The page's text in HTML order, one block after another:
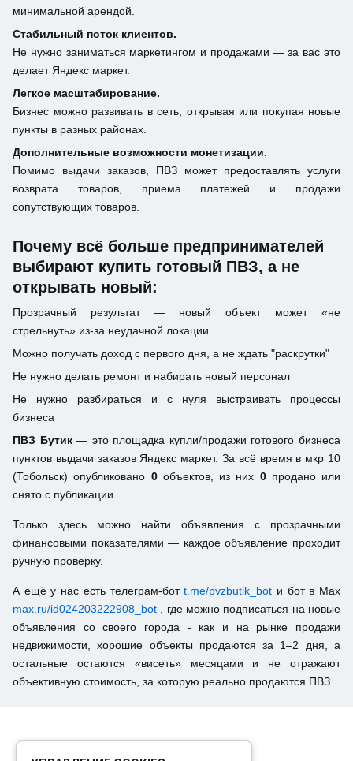
минимальной арендой.
Стабильный поток клиентов.
Не нужно заниматься маркетингом и продажами — за вас это
делает Яндекс маркет.
Легкое масштабирование.
Бизнес можно развивать в сеть, открывая или покупая новые
пункты в разных районах.
Дополнительные возможности монетизации.
Помимо выдачи заказов, ПВЗ может предоставлять услуги
возврата товаров, приема платежей и продажи
сопутствующих товаров.
Почему всё больше предпринимателей
выбирают купить готовый ПВЗ, а не
открывать новый:
Прозрачный результат — новый объект может «не
стрельнуть» из-за неудачной локации
Можно получать доход с первого дня, а не ждать "раскрутки"
Не нужно делать ремонт и набирать новый персонал
Не нужно разбираться и с нуля выстраивать процессы
бизнеса
ПВЗ Бутик— это площадка купли/продажи готового бизнеса
пунктов выдачи заказов Яндекс маркет. За всё время в мкр 10
(Тобольск) опубликовано 0объектов, из них 0продано или
снято с публикации.
Только здесь можно найти объявления с прозрачными
финансовыми показателями — каждое объявление проходит
ручную проверку.
А ещё у нас есть телеграм-ботt.me/pvzbutik_bot и бот в Max
max.ru/id024203222908_bot
, где можно подписаться на новые
объявления со своего города - как и на рынке продажи
недвижимости, хорошие объекты продаются за 1–2 дня, а
остальные остаются «висеть» месяцами и не отражают
объективную стоимость, за которую реально продаются ПВЗ.